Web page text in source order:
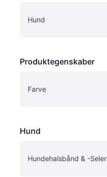
Hund
Produktegenskaber
Farve
Hund
Hundehalsbånd & -Seler